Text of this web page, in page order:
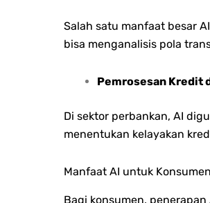
Salah satu manfaat besar
bisa menganalisis pola
Pemrosesan Kredit
Di sektor perbankan, AI
menentukan kelayakan
Manfaat AI untuk
Bagi konsumen,